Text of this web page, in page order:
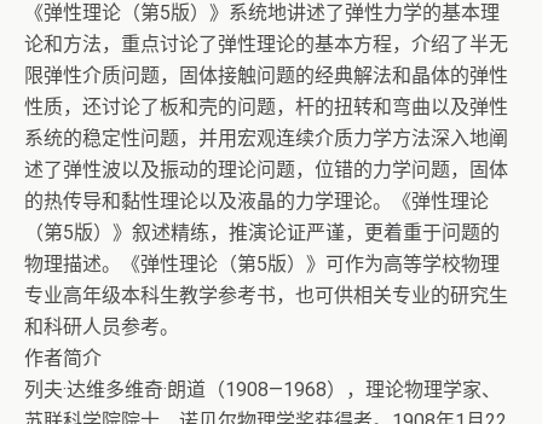
《弹性理论（第5版）》系统地讲述了弹性力学的基本理
论和方法，重点讨论了弹性理论的基本方程，介绍了半无
限弹性介质问题，固体接触问题的经典解法和晶体的弹性
性质，还讨论了板和壳的问题，杆的扭转和弯曲以及弹性
系统的稳定性问题，并用宏观连续介质力学方法深入地阐
述了弹性波以及振动的理论问题，位错的力学问题，固体
的热传导和黏性理论以及液晶的力学理论。《弹性理论
（第5版）》叙述精练，推演论证严谨，更着重于问题的
物理描述。《弹性理论（第5版）》可作为高等学校物理
专业高年级本科生教学参考书，也可供相关专业的研究生
和科研人员参考。
作者简介
列夫·达维多维奇·朗道（1908—1968），理论物理学家、